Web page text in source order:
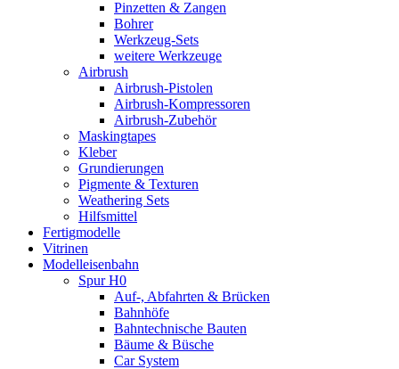
Pinzetten & Zangen
Bohrer
Werkzeug-Sets
weitere Werkzeuge
Airbrush
Airbrush-Pistolen
Airbrush-Kompressoren
Airbrush-Zubehör
Maskingtapes
Kleber
Grundierungen
Pigmente & Texturen
Weathering Sets
Hilfsmittel
Fertigmodelle
Vitrinen
Modelleisenbahn
Spur H0
Auf-, Abfahrten & Brücken
Bahnhöfe
Bahntechnische Bauten
Bäume & Büsche
Car System